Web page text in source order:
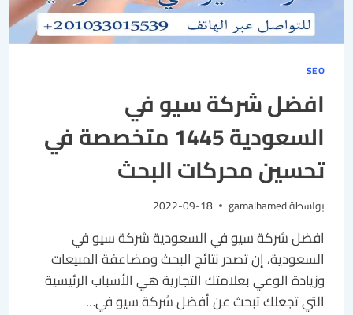
SEO
افضل شركة سيو في
السعودية 1445 متخصصة في
تحسين محركات البحث
بواسطةgamalhamed
2022-09-18
افضل شركة سيو في السعودية شركة سيو في
السعودية، إن تصدر نتائج البحث ومضاعفة المبيعات
وزيادة الوعي بعلامتك التجارية هي الأسباب الرئيسية
التي تجعلك تبحث عن أفضل شركة سيو في…